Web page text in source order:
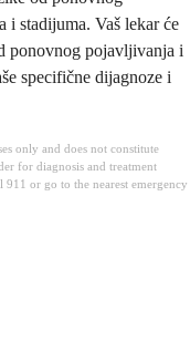
i stadijuma. Vaš lekar će
ponovnog pojavljivanja i
specifične dijagnoze i
only and does not constitute
for diagnosis and treatment
or go to the nearest emergency